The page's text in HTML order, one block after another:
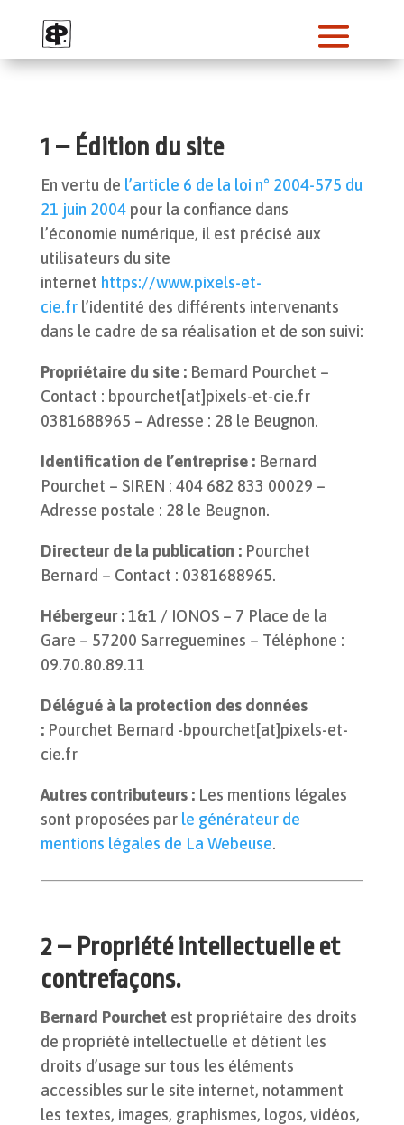
1 – Édition du site
En vertu de l’article 6 de la loi n° 2004-575 du
21 juin 2004 pour la confiance dans
l’économie numérique, il est précisé aux
utilisateurs du site
internet https://www.pixels-et-
cie.fr l’identité des différents intervenants
dans le cadre de sa réalisation et de son suivi:
Propriétaire du site : Bernard Pourchet –
Contact : bpourchet[at]pixels-et-cie.fr
0381688965 – Adresse : 28 le Beugnon.
Identification de l’entreprise : Bernard
Pourchet – SIREN : 404 682 833 00029 –
Adresse postale : 28 le Beugnon.
Directeur de la publication : Pourchet
Bernard – Contact : 0381688965.
Hébergeur : 1&1 / IONOS – 7 Place de la
Gare – 57200 Sarreguemines – Téléphone :
09.70.80.89.11
Délégué à la protection des données
: Pourchet Bernard -bpourchet[at]pixels-et-
cie.fr
Autres contributeurs : Les mentions légales
sont proposées par le générateur de
mentions légales de La Webeuse.
2 – Propriété intellectuelle et
contrefaçons.
Bernard Pourchet est propriétaire des droits
de propriété intellectuelle et détient les
droits d’usage sur tous les éléments
accessibles sur le site internet, notamment
les textes, images, graphismes, logos, vidéos,